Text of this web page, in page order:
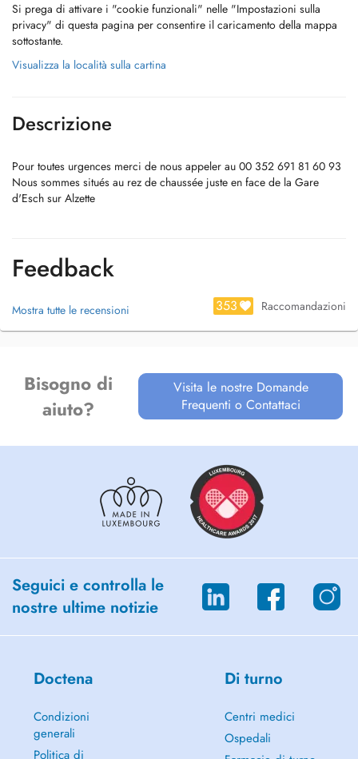
Si prega di attivare i "cookie funzionali" nelle "Impostazioni sulla
privacy" di questa pagina per consentire il caricamento della mappa
sottostante.
Visualizza la località sulla cartina
Descrizione
Pour toutes urgences merci de nous appeler au 00 352 691 81 60 93
Nous sommes situés au rez de chaussée juste en face de la Gare
d'Esch sur Alzette
Feedback
Mostra tutte le recensioni 353 Raccomandazioni
Bisogno di
aiuto?
Visita le nostre Domande
Frequenti o Contattaci
Seguici e controlla le
nostre ultime notizie
Doctena
Condizioni
generali
Politica di
Di turno
Centri medici
Ospedali